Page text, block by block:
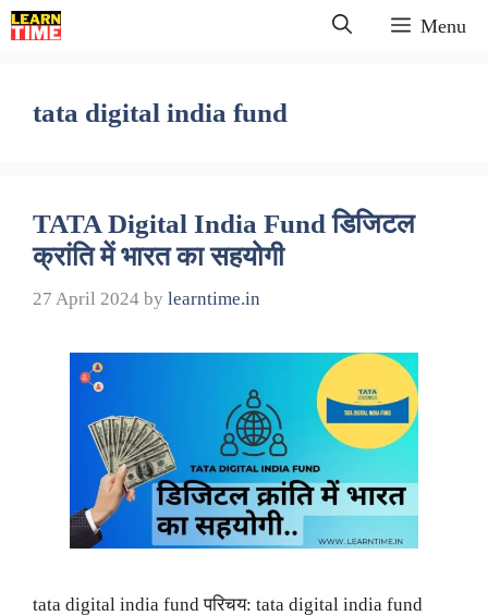
Skip
to
Menu
tata digital india fund
TATA Digital India Fund डिजिटल
क्रांति में भारत का सहयोगी
27 April 2024 by learntime.in
tata digital india fund परिचय: tata digital india fund